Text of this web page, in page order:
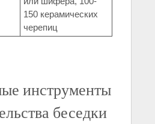
150 керамических
черепиц
инструменты
беседки